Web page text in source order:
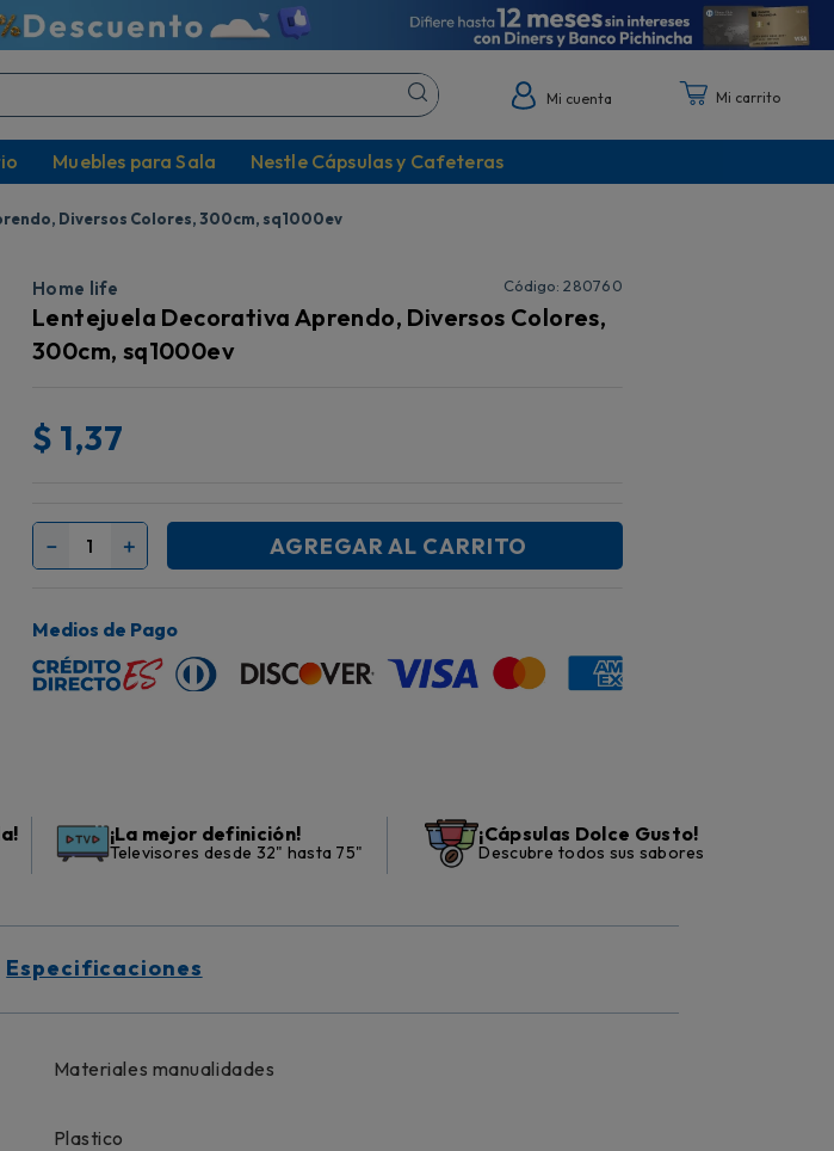
Mi cuenta
Muebles para Sala Nestle Cápsulas y Cafeteras
Diversos Colores, 300cm, sq1000ev
Home life : 280760
Lentejuela Decorativa Aprendo, Diversos Colores,
300cm, sq1000ev
$ 1,37
＋
－ AGREGAR AL CARRITO
Medios de Pago
¡La mejor definición!
Televisores desde 32" hasta 75"
¡Cápsulas Dolce Gusto!
Descubre todos sus sabores
Especificaciones
Materiales manualidades
Plastico